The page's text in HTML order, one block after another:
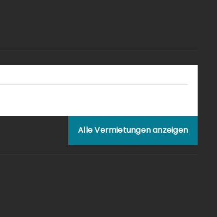
Alle Vermietungen anzeigen